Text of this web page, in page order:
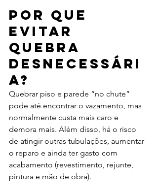
Por que
evitar
quebra
desnecessári
a?
Quebrar piso e parede “no chute”
pode até encontrar o vazamento, mas
normalmente custa mais caro e
demora mais. Além disso, há o risco
de atingir outras tubulações, aumentar
o reparo e ainda ter gasto com
acabamento (revestimento, rejunte,
pintura e mão de obra).